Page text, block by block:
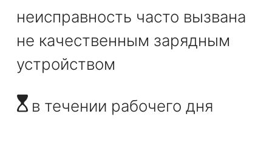
неисправность часто вызвана
не качественным зарядным
устройством
в течении рабочего дня